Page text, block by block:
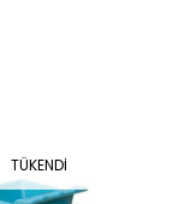
TÜKENDI